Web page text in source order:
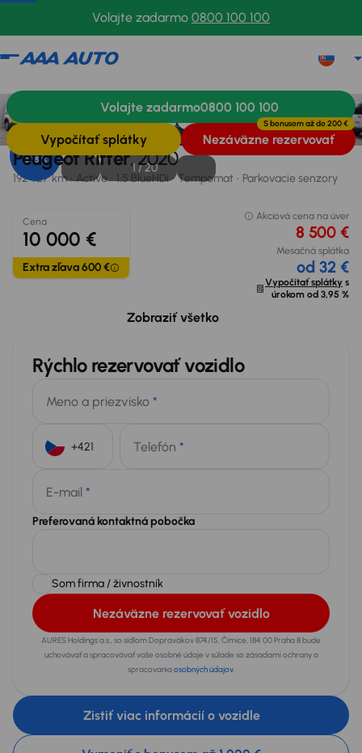
Volajte zadarmo 0800 100 100
Extra zľava 600 €
3,95 %
1 /20
Peugeot Rifter, 2020
192 927 km Active 1.5 BlueHDi Tempomat Parkovacie senzory
Cena
10 000 €
Extra zľava 600 €
Akciová cena na úver
8 500 €
Mesačná splátka
od 32 €
Vypočítať splátky s
úrokom od 3,95 %
Zobraziť všetko
Rýchlo rezervovať vozidlo
Meno a priezvisko *
Telefón *
E-mail *
Preferovaná kontaktná pobočka
Som firma / živnostník
Nezáväzne rezervovať vozidlo
AURES Holdings a.s., so sídlom Dopravákov 874/15, Čimice, 184 00 Praha 8 bude
uchovávať a spracovávať vaše osobné údaje v súlade so zásadami ochrany a
spracovaniaosobných údajov.
Zistiť viac informácií o vozidle
RozmeryVýbavaFinancovanie
Volajte zadarmo0800 100 100
Vypočítať splátky Nezáväzne rezervovať
S bonusom až do200 €